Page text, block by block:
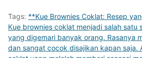
Tags: **Kue Brownies Coklat: Resep
Kue brownies coklat menjadi salah satu
yang digemari banyak orang. Rasanya
dan sangat cocok disajikan kapan saja.